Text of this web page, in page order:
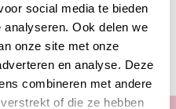
social media te bieden
Ook delen we
onze site met onze
en analyse. Deze
combineren met andere
of die ze hebben
ook interessant